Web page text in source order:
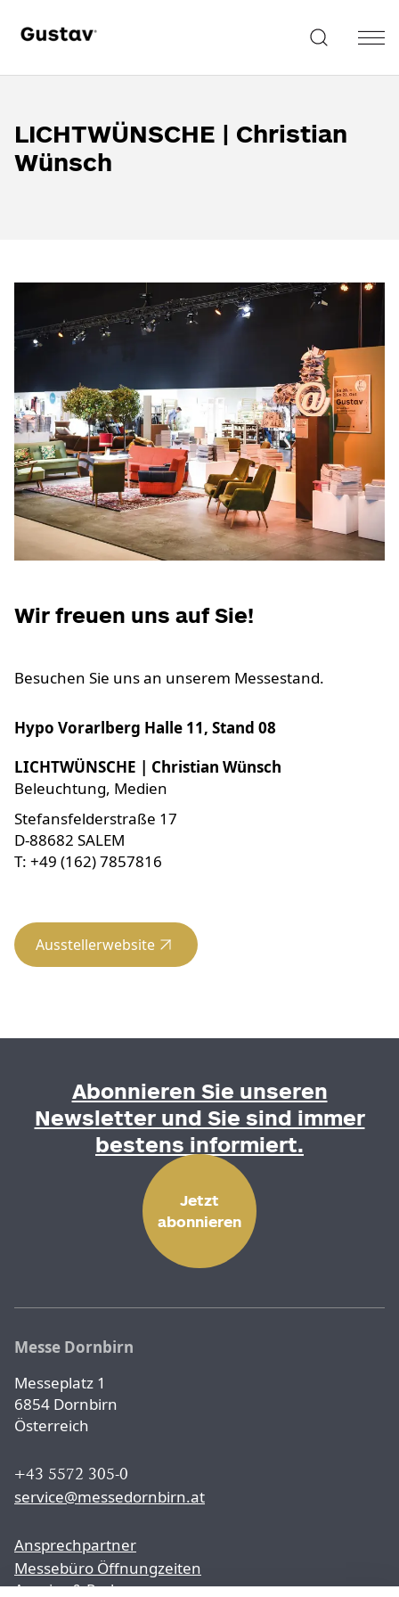
LICHTWÜNSCHE | Christian
Wünsch
Wir freuen uns auf Sie!
Besuchen Sie uns an unserem Messestand.
Hypo Vorarlberg Halle 11, Stand 08
LICHTWÜNSCHE | Christian Wünsch
Beleuchtung, Medien
Stefansfelderstraße 17
D-88682 SALEM
T: +49 (162) 7857816
Ausstellerwebsite
Abonnieren Sie unseren
Newsletter und Sie sind immer
bestens informiert.
Jetzt
abonnieren
Messe Dornbirn
Messeplatz 1
6854 Dornbirn
Österreich
+43 5572 305-0
service@messedornbirn.at
Ansprechpartner
Messebüro Öffnungzeiten
Anreise & Parken